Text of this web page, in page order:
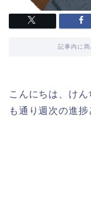
記事内に
こんにちは、けん
も通り週次の進捗